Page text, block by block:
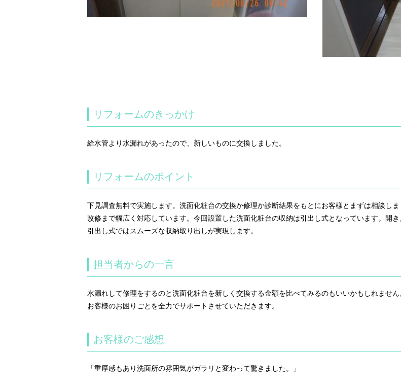
リフォームのきっかけ
給水管より水漏れがあったので、新しいものに交換しました。
リフォームのポイント
下見調査無料で実施します。洗面化粧台の交換か修理か診断結果をもとにお客様とまずは相談し
改修まで幅広く対応しています。今回設置した洗面化粧台の収納は引出し式となっています。開
引出し式ではスムーズな収納取り出しが実現します。
担当者からの一言
水漏れして修理をするのと洗面化粧台を新しく交換する金額を比べてみるのもいいかもしれませ
お客様のお困りごとを全力でサポートさせていただきます。
お客様のご感想
「重厚感もあり洗面所の雰囲気がガラリと変わって驚きました。」